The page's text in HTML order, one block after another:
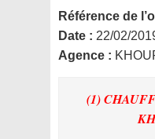
Référence de
Date : 22/02/
Agence :
(1)